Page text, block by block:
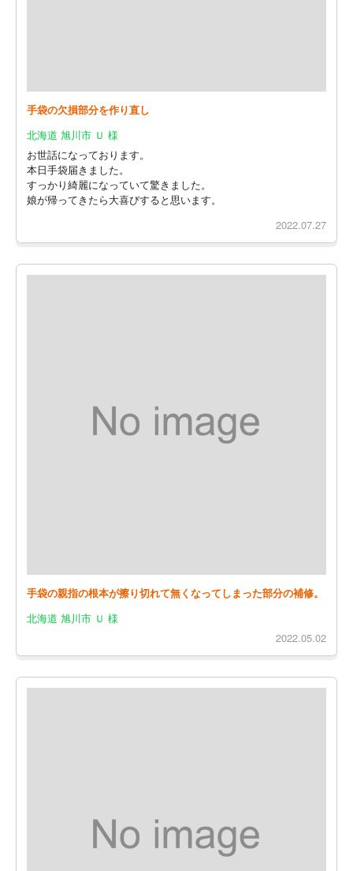
手袋の欠損部分を作り直し
北海道 旭川市 Ｕ 様
お世話になっております。
本日手袋届きました。
すっかり綺麗になっていて驚きました。
娘が帰ってきたら大喜びすると思います。
2022.07.27
手袋の親指の根本が擦り切れて無くなってしまった部分の補修。
北海道 旭川市 Ｕ 様
2022.05.02